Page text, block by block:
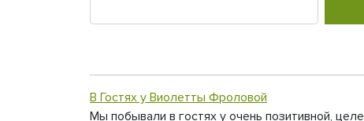
В Гостях у Виолетты Фроловой
Мы побывали в гостях у очень позитивной,